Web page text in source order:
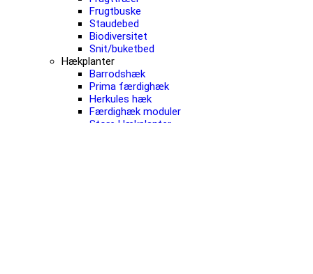
Frugtbuske
Staudebed
Biodiversitet
Snit/buketbed
Hækplanter
Barrodshæk
Prima færdighæk
Herkules hæk
Færdighæk moduler
Store Hækplanter